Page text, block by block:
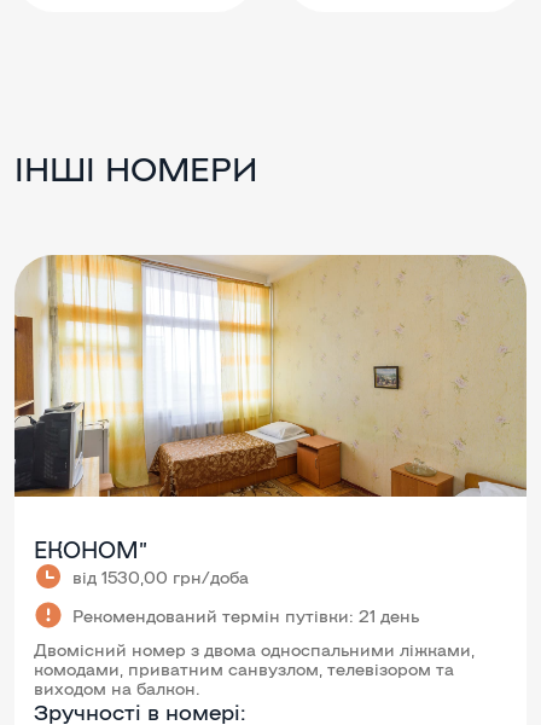
ІНШІ НОМЕРИ
ЕКОНОМ”
від 1530,00 грн/доба
Рекомендований термін путівки: 21 день
Двомісний номер з двома односпальними ліжками,
комодами, приватним санвузлом, телевізором та
виходом на балкон.
Зручності в номері: